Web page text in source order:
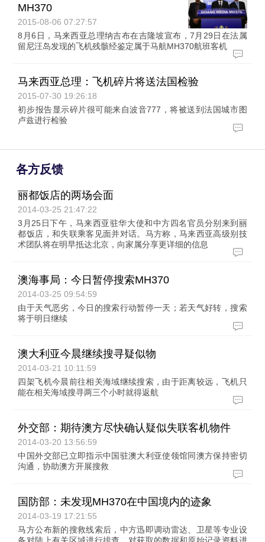
MH370
2015-08-06 07:27:57
8月6日，马来西亚总理纳吉布在吉隆坡宣布，7月29日在法属
留尼汪岛发现的飞机残骸经鉴定属于马航MH370航班客机
马来西亚总理：飞机碎片将送法国检验
2015-07-30 19:26:18
初步报告显示碎片很可能来自波音777，将被送到法国城市图
卢兹进行检验
各方反馈
丽都饭店的两场会面
2014-03-25 21:47:22
3月25日下午，马来西亚驻华大使和中方四名官员分别来到丽
都饭店，和失联乘客见面并对话。马方称，马来西亚高级别技
术团队将在明早抵达北京，向家属分享更详细的信息
澳海事局：今日暂停搜索MH370
2014-03-25 09:54:59
由于天气恶劣，今日的搜索行动暂停一天；若天气好转，搜索
将于明日继续
澳大利亚今晨继续搜寻疑似物
2014-03-21 10:11:59
四架飞机今晨前往相关海域继续搜索，由于距离较远，飞机只
能在相关海域搜寻两三个小时就得返航
外交部：期待澳方尽快确认疑似失联客机物件
2014-03-20 13:56:59
中国外交部已立即指示中国驻澳大利亚使领馆同澳方保持密切
沟通，协助澳方开展搜救
国防部：未发现MH370在中国境内的迹象
2014-03-19 17:21:55
马方公布新的搜救线索后，中方迅即调动雷达、卫星等专业设